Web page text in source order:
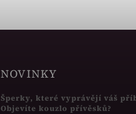
NOVINKY
Šperky, které vyprávějí váš
Objevíte kouzlo přívěsků?